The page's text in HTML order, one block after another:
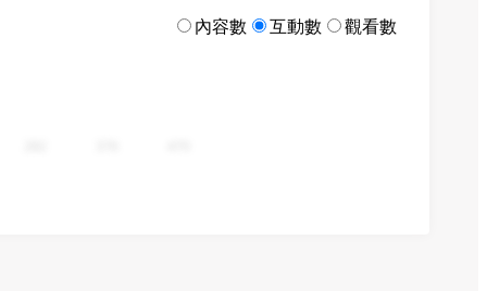
內容數 互動數 觀看數